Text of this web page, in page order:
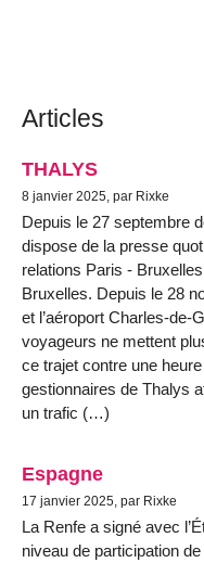
Articles
THALYS
8 janvier 2025, par Rixke
Depuis le 27 septembre
dispose de la presse
relations Paris -
Bruxelles. Depuis le 28
et l’aéroport Charles-de-
voyageurs ne mettent
ce trajet contre une
gestionnaires de Thalys
un trafic (…)
Espagne
17 janvier 2025, par Rixke
La Renfe a signé avec
niveau de participation